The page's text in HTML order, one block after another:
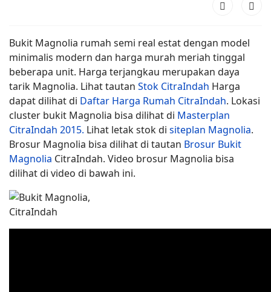
Bukit Magnolia rumah semi real estat dengan model
minimalis modern dan harga murah meriah tinggal
beberapa unit. Harga terjangkau merupakan daya
tarik Magnolia. Lihat tautan Stok CitraIndah Harga
dapat dilihat di Daftar Harga Rumah CitraIndah. Lokasi
cluster bukit Magnolia bisa dilihat di Masterplan
CitraIndah 2015. Lihat letak stok di siteplan Magnolia.
Brosur Magnolia bisa dilihat di tautan Brosur Bukit
Magnolia CitraIndah. Video brosur Magnolia bisa
dilihat di video di bawah ini.